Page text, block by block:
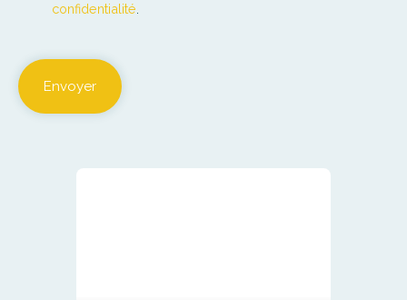
confidentialité
Envoyer